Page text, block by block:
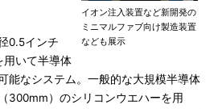
イオン注入装置など新開発の
ミニマルファブ向け製造装置
なども展示
0.5インチ
用いて半導体
能なシステム。一般的な大規模半導体
300mm）のシリコンウエハーを用